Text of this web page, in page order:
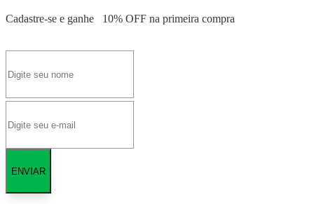
Cadastre-se e ganhe 10% OFF na primeira compra
ENVIAR